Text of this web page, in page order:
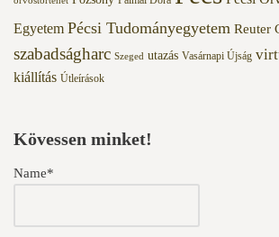
Egyetem Pécsi Tudományegyetem Reuter
szabadságharc Szeged utazás Vasárnapi Újság
kiállítás Útleírások
Kövessen minket!
Name*